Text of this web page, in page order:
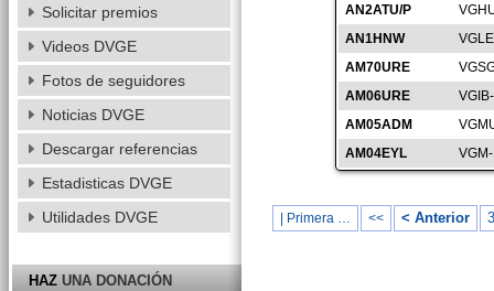
AN2ATU/P
AN1HNW
AM70URE
AM06URE
AM05ADM
AM04EYL
| Primera … << < Anterior
Solicitar premios
Videos DVGE
Fotos de seguidores
Noticias DVGE
Descargar referencias
Estadisticas DVGE
Utilidades DVGE
HAZUNA DONACIÓN